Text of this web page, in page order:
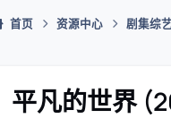
戏、源码插件综合
首页 资源中心 剧集综
平凡的世界